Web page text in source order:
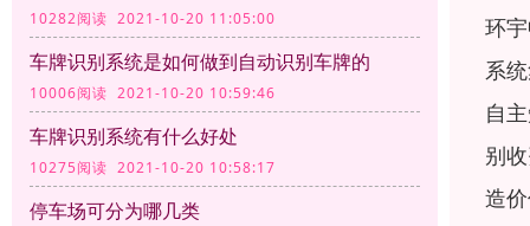
10282阅读 2021-10-20 11:05:00
车牌识别系统是如何做到自动识别车牌的
10006阅读 2021-10-20 10:59:46
车牌识别系统有什么好处
10275阅读 2021-10-20 10:58:17
停车场可分为哪几类
环
系
自
别
造